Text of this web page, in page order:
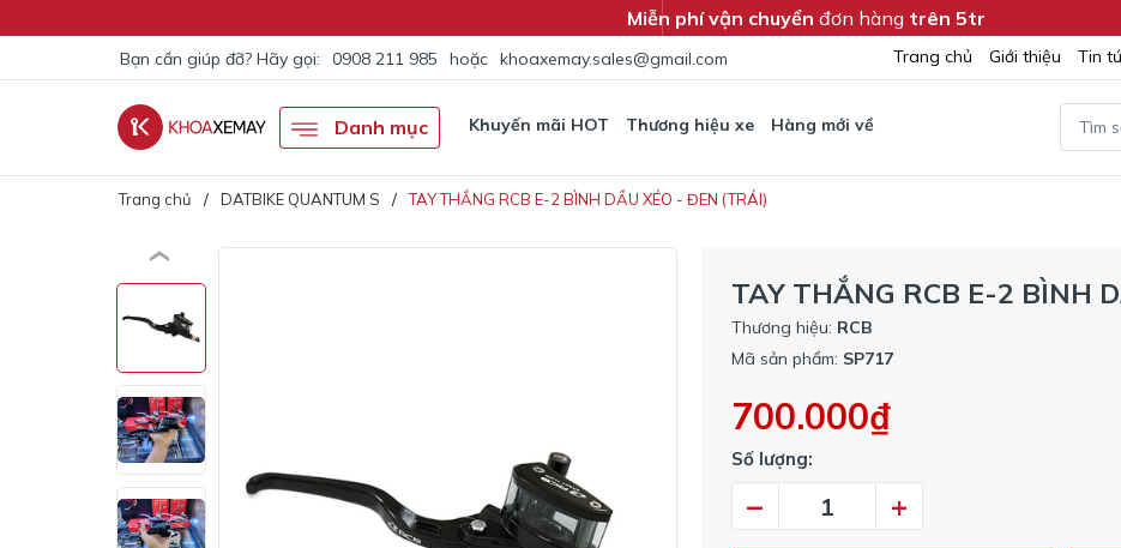
Miễn phí vận chuyển đơn hàng trên 5tr
Bạn cần giúp đỡ? Hãy gọi: 0908 211 985 hoặc khoaxemay.sales@gmail.com Trang chủ Giới thiệu Tin
Danh mục Khuyến mãi HOT Thương hiệu xe Hàng mới về
Trang chủ DATBIKE QUANTUM S TAY THẮNG RCB E-2 BÌNH DẦU XÉO - ĐEN (TRÁI)
TAY THẮNG RCB E-2 BÌNH
Thương hiệu: RCB
Mã sản phẩm: SP717
700.000₫
Số lượng:
– +